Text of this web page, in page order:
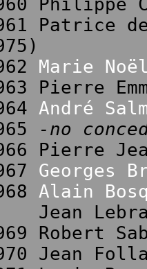
Philippe
Patrice
Marie
Pierre
André
-no
Pierre
Georges
Alain
Lebrau
Robert
Jean